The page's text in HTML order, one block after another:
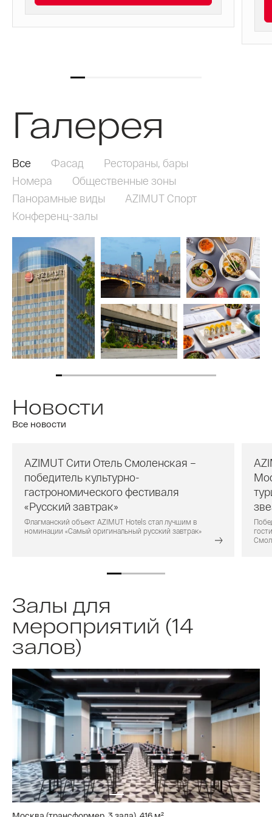
Галерея
Все Фасад
Рестораны, бары
Номера
Общественные зоны
Панорамные виды
AZIMUT Спорт
Конференц-залы
Новости
Все новости
AZIMUT Сити Отель Смоленская –
победитель культурно-
гастрономического фестиваля
«Русский завтрак»
Флагманский объект AZIMUT Hotels стал лучшим в
номинации «Самый оригинальный русский завтрак»
Залы для
мероприятий (14
залов)